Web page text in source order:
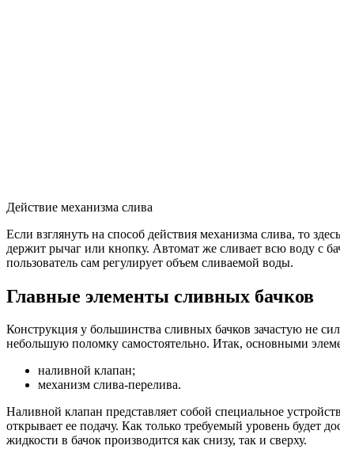
Действие механизма слива
Если взглянуть на способ действия механизма слива, то
держит рычаг или кнопку. Автомат же сливает всю воду с
пользователь сам регулирует объем сливаемой воды.
Главные элементы сливных бачков
Конструкция у большинства сливных бачков зачастую не
небольшую поломку самостоятельно. Итак, основными
наливной клапан;
механизм слива-перелива.
Наливной клапан представляет собой специальное
открывает ее подачу. Как только требуемый уровень будет
жидкости в бачок производится как снизу, так и сверху.